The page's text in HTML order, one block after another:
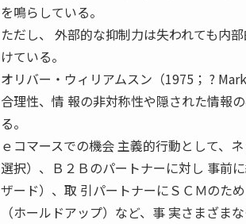
を鳴らしている。
ただし、 外部的な抑制力は失われても内
けている。
オリバー・ウィリアムスン（1975； ?
合理性、情 報の非対称性や隠された情報
る。
ｅコマースでの機会 主義的行動として、
選択）、Ｂ２Ｂのパートナーに対し 事前
ザード）、取 引パートナーにＳＣＭのた
（ホールドアップ）など、事 実さまざま